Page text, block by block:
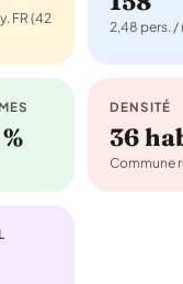
FR (42
2,48 pers. /
DENSITÉ
36
Commune